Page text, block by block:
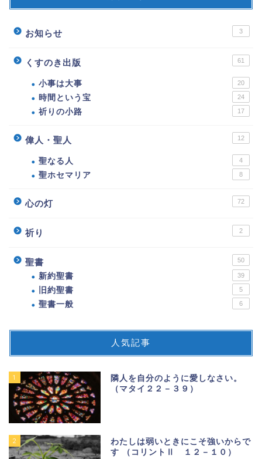
お知らせ 3
くすのき出版 61
小事は大事 20
時間という宝 24
祈りの小路 17
偉人・聖人 12
聖なる人 4
聖ホセマリア 8
心の灯 72
祈り 2
聖書 50
新約聖書 39
旧約聖書 5
聖書一般 6
人気記事
1
隣人を自分のように愛しなさい。
（マタイ２２－３９）
2
わたしは弱いときにこそ強いからで
す （コリントⅡ １２－１０）